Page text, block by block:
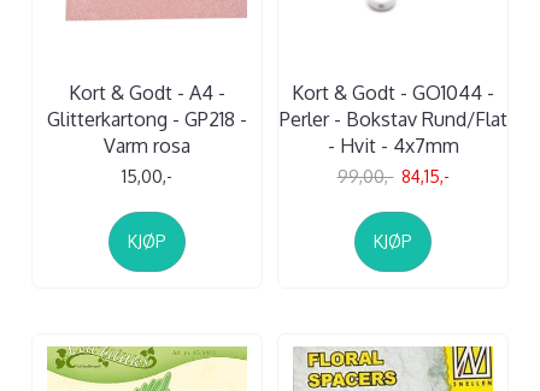
Kort & Godt - A4 -
Glitterkartong - GP218 -
Varm rosa
15,00,-
KJØP
Kort & Godt - GO1044 -
Perler - Bokstav Rund/Flat
- Hvit - 4x7mm
99,00,- 84,15,-
KJØP